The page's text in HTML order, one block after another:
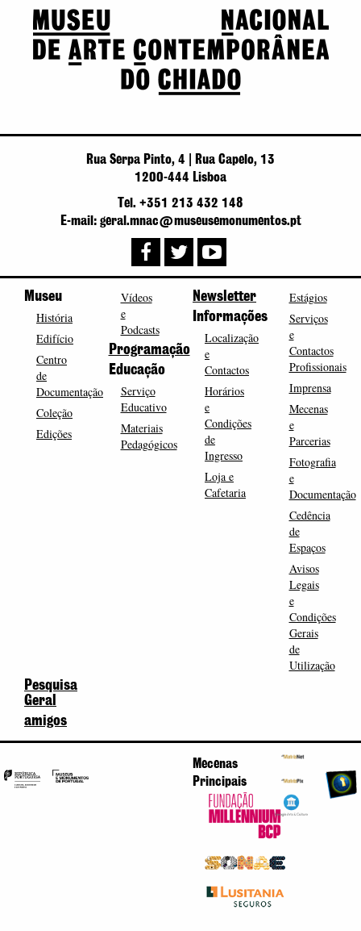
Rua Serpa Pinto, 4 | Rua Capelo, 13
1200-444 Lisboa
Tel. +351 213 432 148
E-mail: geral.mnac@museusemonumentos.pt
Museu
História
Edifício
Centro
de
Documentação
Coleção
Edições
Vídeos
e
Podcasts
Programação
Educação
Serviço
Educativo
Materiais
Pedagógicos
Newsletter
Informações
Localização
e
Contactos
Horários
e
Condições
de
Ingresso
Loja e
Cafetaria
Estágios
Serviços
e
Contactos
Profissionais
Imprensa
Mecenas
e
Parcerias
Fotografia
e
Documentação
Cedência
de
Espaços
Avisos
Legais
e
Condições
Gerais
de
Utilização
Pesquisa
Geral
amigos
Mecenas
Principais